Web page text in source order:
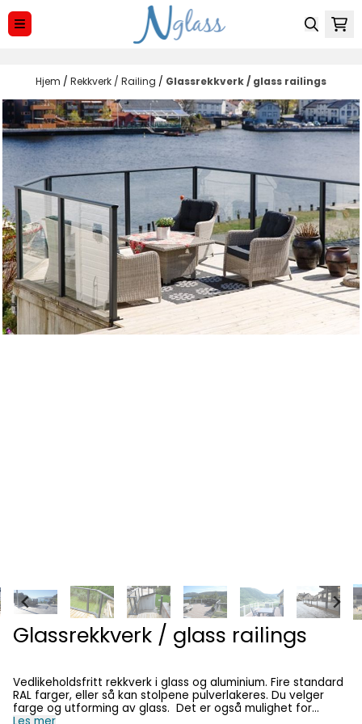
Hopp til innhold
Hjem / Rekkverk / Railing / Glassrekkverk / glass railings
Glassrekkverk / glass railings
Vedlikeholdsfritt rekkverk i glass og aluminium. Fire standard
RAL farger, eller så kan stolpene pulverlakeres. Du velger
farge og utforming av glass. Det er også mulighet for